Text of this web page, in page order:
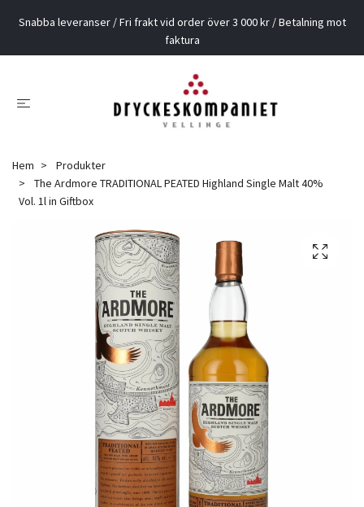
Snabba leveranser / Fri frakt vid order över 3 000 kr / Betalning mot
faktura
Hem
Produkter
The Ardmore TRADITIONAL PEATED Highland Single Malt 40%
Vol. 1l in Giftbox